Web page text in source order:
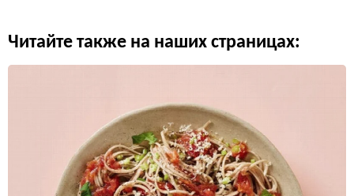
Читайте также на наших страницах: